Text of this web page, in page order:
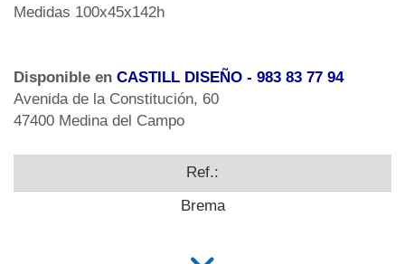
Medidas 100x45x142h
Disponible en CASTILL DISEÑO - 983 83 77 94
Avenida de la Constitución, 60
47400 Medina del Campo
Ref.:
Brema